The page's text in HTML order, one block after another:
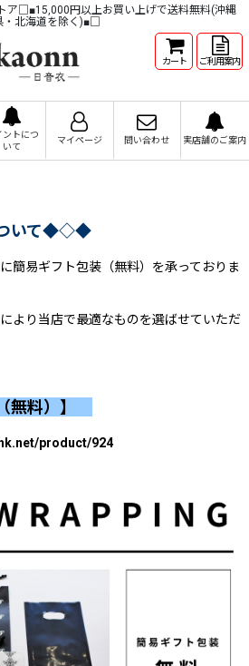
ア□■15,000円以上お買い上げで送料無料(沖縄
・北海道を除く)■□
カート ご利用案内
ントにつ
いて
マイページ 問い合わせ 実店舗のご案内
いて◆◇◆
簡易ギフト包装（無料）を承っておりま
より当店で最適なものを選ばせていただ
無料）】
product/924